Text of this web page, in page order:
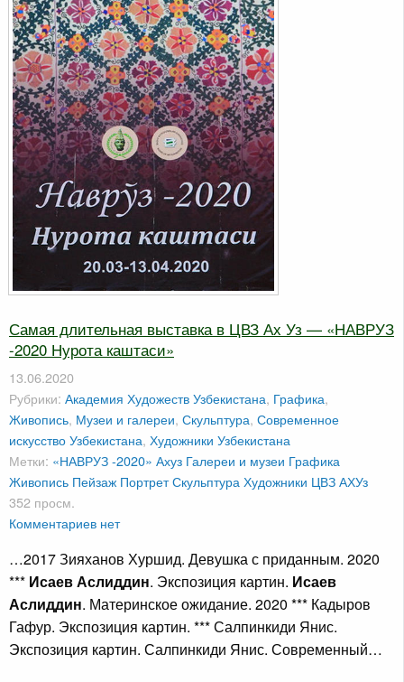
Самая длительная выставка в ЦВЗ Ах Уз — «НАВРУЗ
-2020 Нурота каштаси»
13.06.2020
Рубрики: Академия Художеств Узбекистана, Графика,
Живопись, Музеи и галереи, Скульптура, Современное
искусство Узбекистана, Художники Узбекистана
Метки: «НАВРУЗ -2020» Ахуз Галереи и музеи Графика
Живопись Пейзаж ПортретСкульптура Художники ЦВЗ АХУз
352 просм.
Комментариев нет
…2017 Зияханов Хуршид. Девушка с приданным. 2020
*** Исаев Аслиддин. Экспозиция картин. Исаев
Аслиддин. Материнское ожидание. 2020 *** Кадыров
Гафур. Экспозиция картин. *** Салпинкиди Янис.
Экспозиция картин. Салпинкиди Янис. Современный…